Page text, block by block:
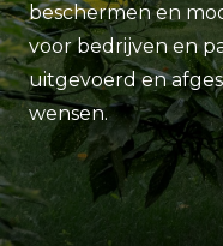
beschermen en
voor bedrijven en
uitgevoerd en
wensen.